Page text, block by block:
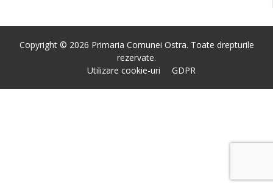
Copyright © 2026 Primaria Comunei Ostra. Toate drepturile
rezervate.
Utilizare cookie-uri
GDPR